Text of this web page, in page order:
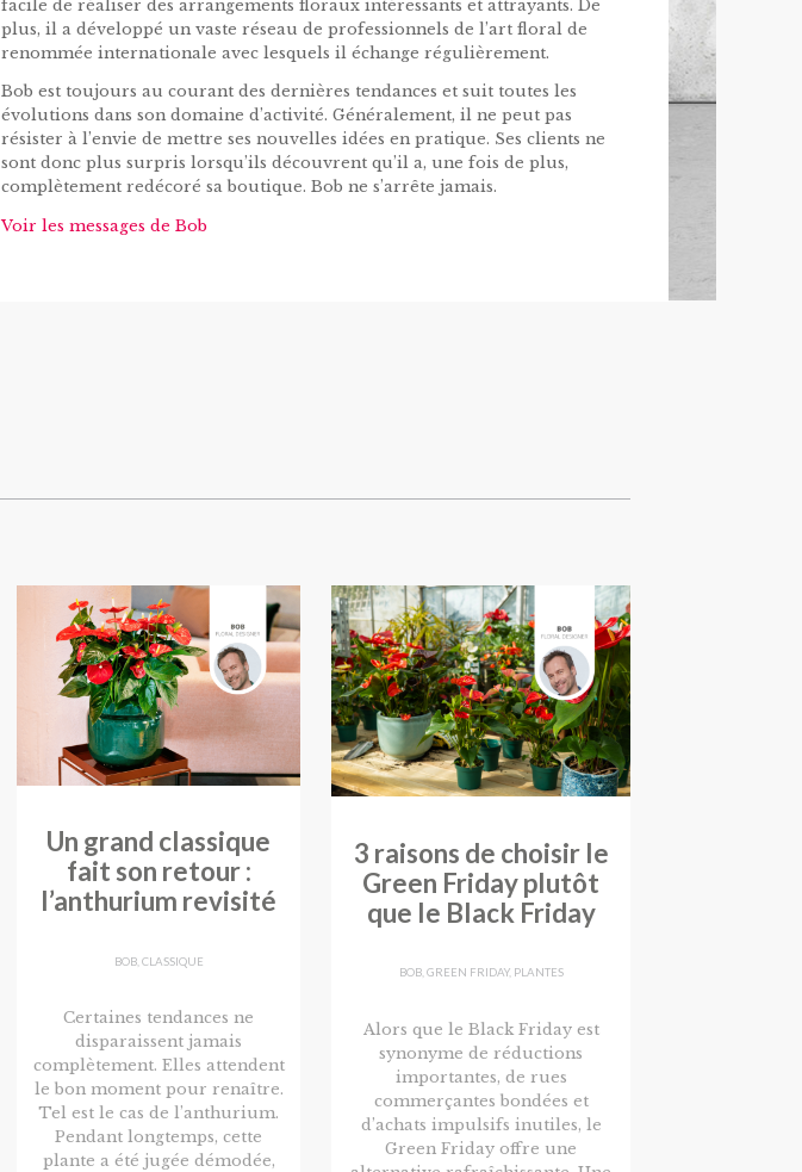
facile de réaliser des arrangements floraux intéressants et attrayants. De
plus, il a développé un vaste réseau de professionnels de l’art floral de
renommée internationale avec lesquels il échange régulièrement.
Bob est toujours au courant des dernières tendances et suit toutes les
évolutions dans son domaine d’activité. Généralement, il ne peut pas
résister à l’envie de mettre ses nouvelles idées en pratique. Ses clients ne
sont donc plus surpris lorsqu’ils découvrent qu’il a, une fois de plus,
complètement redécoré sa boutique. Bob ne s’arrête jamais.
Voir les messages de Bob
Un grand classique
fait son retour :
l’anthurium revisité
BOB, CLASSIQUE
Certaines tendances ne
disparaissent jamais
complètement. Elles attendent
le bon moment pour renaître.
Tel est le cas de l’anthurium.
Pendant longtemps, cette
plante a été jugée démodée,
3 raisons de choisir le
Green Friday plutôt
que le Black Friday
BOB, GREEN FRIDAY, PLANTES
Alors que le Black Friday est
synonyme de réductions
importantes, de rues
commerçantes bondées et
d’achats impulsifs inutiles, le
Green Friday offre une